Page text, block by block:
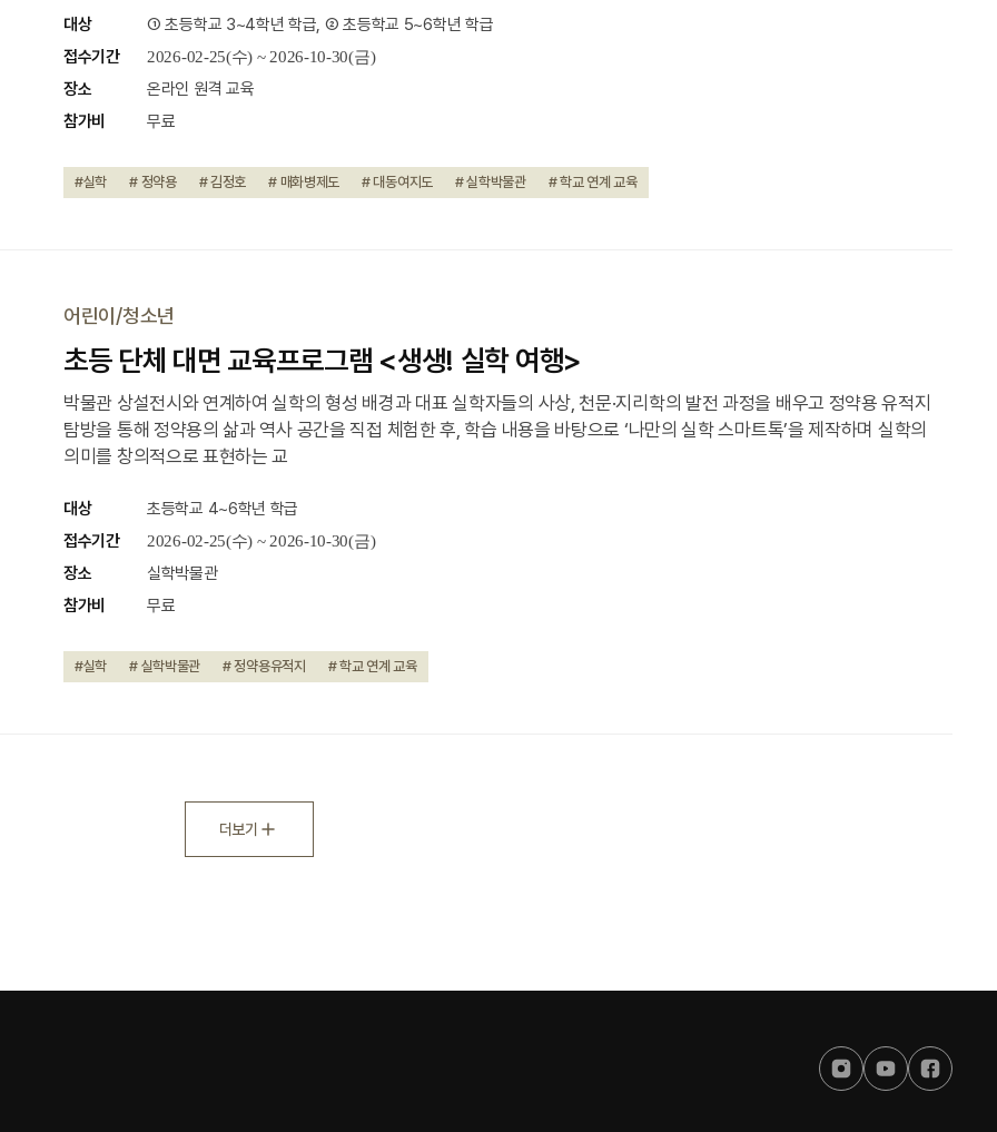
대상
① 초등학교 3~4학년 학급, ② 초등학교 5~6학년 학급
접수기간
2026-02-25(수) ~ 2026-10-30(금)
장소
온라인 원격 교육
참가비
무료
#실학 # 정약용 # 김정호 # 매화병제도 # 대동여지도 # 실학박물관 # 학교 연계 교육
어린이/청소년
초등 단체 대면 교육프로그램 <생생! 실학 여행>
박물관 상설전시와 연계하여 실학의 형성 배경과 대표 실학자들의 사상, 천문·지리학의 발전 과정을 배우고 정약용 유적지
탐방을 통해 정약용의 삶과 역사 공간을 직접 체험한 후, 학습 내용을 바탕으로 ‘나만의 실학 스마트톡’을 제작하며 실학의
의미를 창의적으로 표현하는 교
대상
초등학교 4~6학년 학급
접수기간
2026-02-25(수) ~ 2026-10-30(금)
장소
실학박물관
참가비
무료
#실학 # 실학박물관 # 정약용유적지 # 학교 연계 교육
더보기